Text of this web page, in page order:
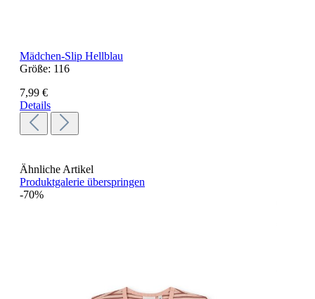
Mädchen-Slip Hellblau
Größe: 116
7,99 €
Details
Ähnliche Artikel
Produktgalerie überspringen
-70%